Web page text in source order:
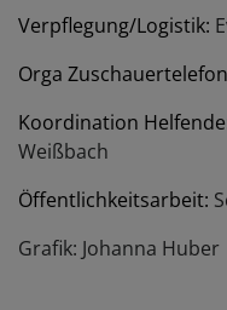
Verpflegung/Logistik:
Orga
Koordination
Weißbach
Öffentlichkeitsarbeit:
Grafik: Johanna Huber